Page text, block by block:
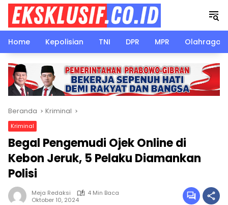
Langsung
konten
Home
Kepolisian TNI DPR MPR Olahraga
Beranda Kriminal
Kriminal
Begal Pengemudi Ojek Online di
Kebon Jeruk, 5 Pelaku Diamankan
Polisi
Meja Redaksi
4 Min Baca
Oktober 10, 2024